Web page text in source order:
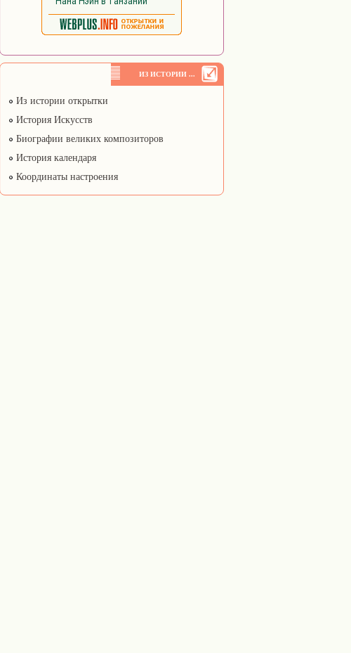
ИЗ ИСТОРИИ ...
Из истории открытки
История Искусств
Биографии великих композиторов
История календаря
Координаты настроения